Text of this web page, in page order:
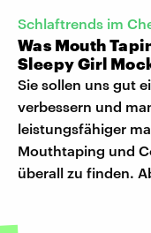
Schlaftrends im
Was Mouth
Sleepy Girl
Sie sollen uns gut
verbessern und
leistungsfähiger
Mouthtaping und
überall zu finden.